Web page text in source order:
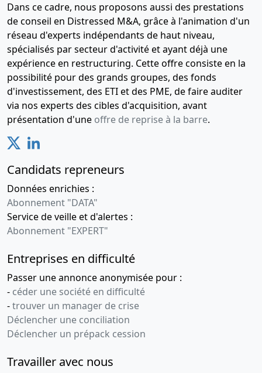
Dans ce cadre, nous proposons aussi des prestations
de conseil en Distressed M&A, grâce à l'animation d'un
réseau d'experts indépendants de haut niveau,
spécialisés par secteur d'activité et ayant déjà une
expérience en restructuring. Cette offre consiste en la
possibilité pour des grands groupes, des fonds
d'investissement, des ETI et des PME, de faire auditer
via nos experts des cibles d'acquisition, avant
présentation d'une offre de reprise à la barre.
Candidats repreneurs
Données enrichies :
Abonnement "DATA"
Service de veille et d'alertes :
Abonnement "EXPERT"
Entreprises en difficulté
Passer une annonce anonymisée pour :
- céder une société en difficulté
-trouver un manager de crise
Déclencher une conciliation
Déclencher un prépack cession
Travailler avec nous